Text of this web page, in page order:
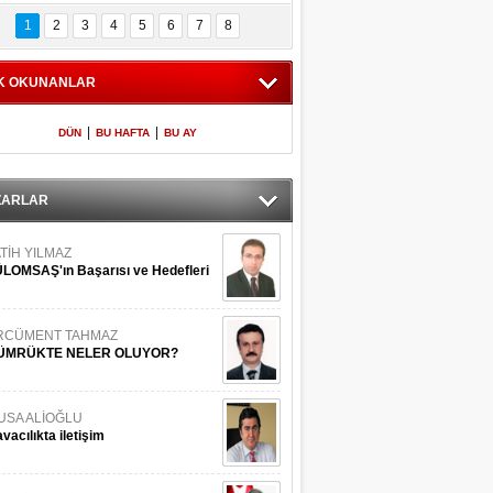
İstanbul
Adaları
600 milletvekilinin
listesi
1 2 3 4 5 6 7 8
OKUNANLAR
DÜN BU HAFTA BU AY
YILMAZ
Başarısı ve Hedefleri
TAHMAZ
NELER OLUYOR?
ALİOĞLU
iletişim